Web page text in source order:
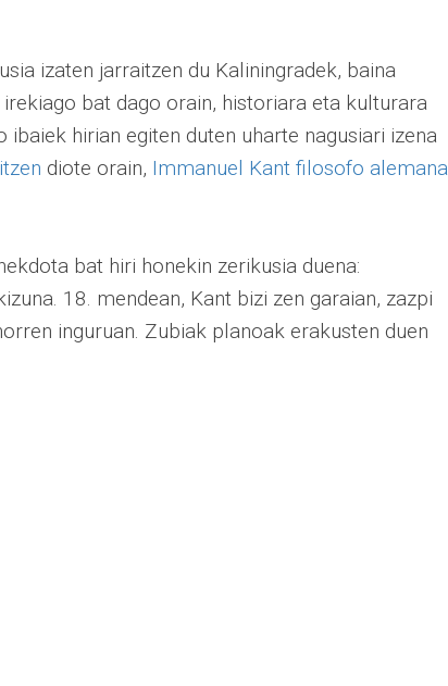
izaten jarraitzen du Kaliningradek, baina
bat dago orain, historiara eta kulturara
ibaiek hirian egiten duten uharte nagusiari izena
diote orain, Immanuel Kant filosofo alemana
bat hiri honekin zerikusia duena:
18. mendean, Kant bizi zen garaian, zazpi
inguruan. Zubiak planoak erakusten duen